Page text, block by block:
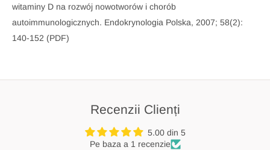
witaminy D na rozwój nowotworów i chorób
autoimmunologicznych. Endokrynologia Polska, 2007; 58(2):
140-152 (PDF)
Recenzii Clienți
5.00 din 5
Pe baza a 1 recenzie